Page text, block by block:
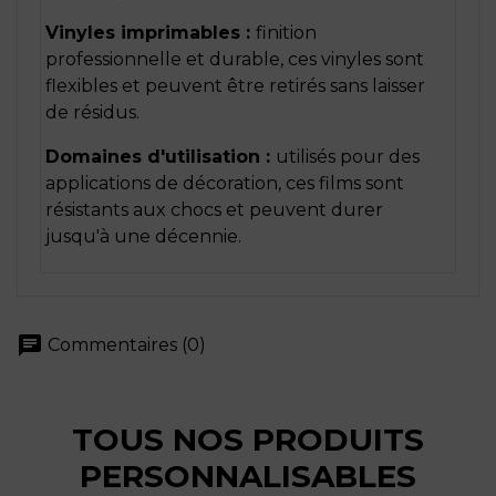
Vinyles imprimables : finition
professionnelle et durable, ces vinyles sont
flexibles et peuvent être retirés sans laisser
de résidus.
Domaines d'utilisation : utilisés pour des
applications de décoration, ces films sont
résistants aux chocs et peuvent durer
jusqu'à une décennie.
chat Commentaires (0)
TOUS NOS PRODUITS
PERSONNALISABLES